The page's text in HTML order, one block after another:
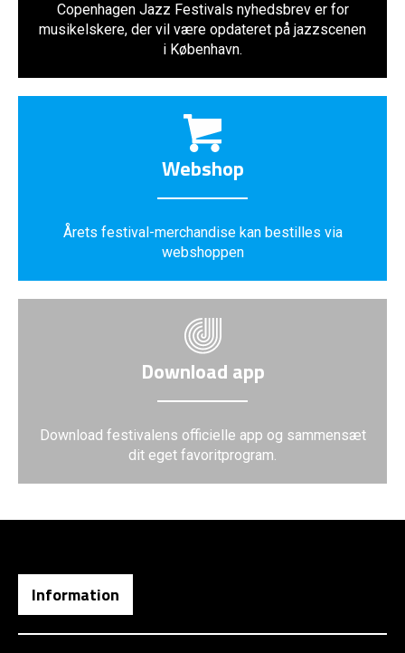
Copenhagen Jazz Festivals nyhedsbrev er for
musikelskere, der vil være opdateret på jazzscenen
i København.
Webshop
Årets festival-merchandise kan bestilles via
webshoppen
Download app
Download festivalens officielle app og sammensæt
dit eget favoritprogram.
Information